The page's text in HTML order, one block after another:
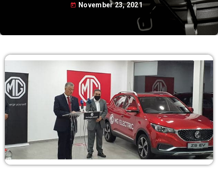
Πρωινάδικο
7:00-10:00
07:00 - 10:00
Μάριος Πούλλαδος
10:00-11:00
10:00 - 11:00
Ανδρέας & Γιώτα
11:00-13:00
11:00 - 13:00
today November 23, 2021